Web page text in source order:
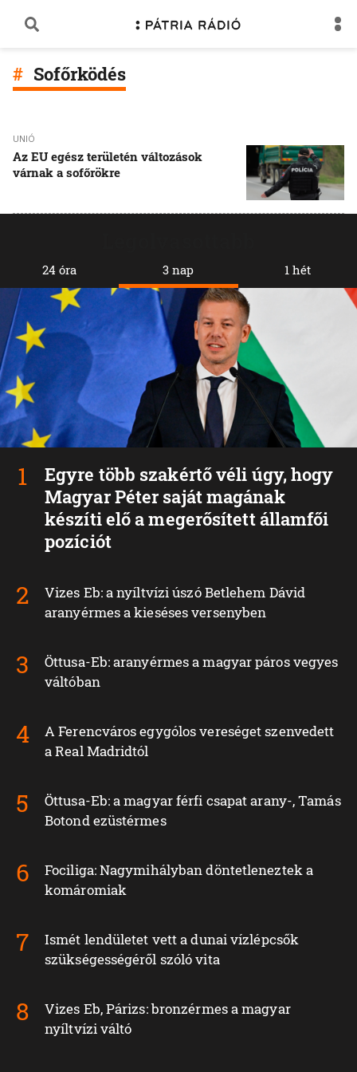
Sofőrködés
UNIÓ
Az EU egész területén változások
várnak a sofőrökre
24 óra 3 nap
Egyre több szakértő véli úgy, hogy
Magyar Péter saját magának
készíti elő a megerősített államfői
pozíciót
Vizes Eb: a nyíltvízi úszó Betlehem Dávid
aranyérmes a kieséses versenyben
Öttusa-Eb: aranyérmes a magyar páros vegyes
váltóban
A Ferencváros egygólos vereséget szenvedett
a Real Madridtól
Öttusa-Eb: a magyar férfi csapat arany-, Tamás
Botond ezüstérmes
Fociliga: Nagymihályban döntetleneztek a
komáromiak
Ismét lendületet vett a dunai vízlépcsők
szükségességéről szóló vita
Vizes Eb, Párizs: bronzérmes a magyar
nyíltvízi váltó
1 hét